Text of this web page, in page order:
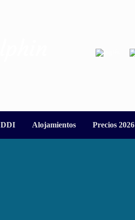
DDI Alojamientos Precios 2026